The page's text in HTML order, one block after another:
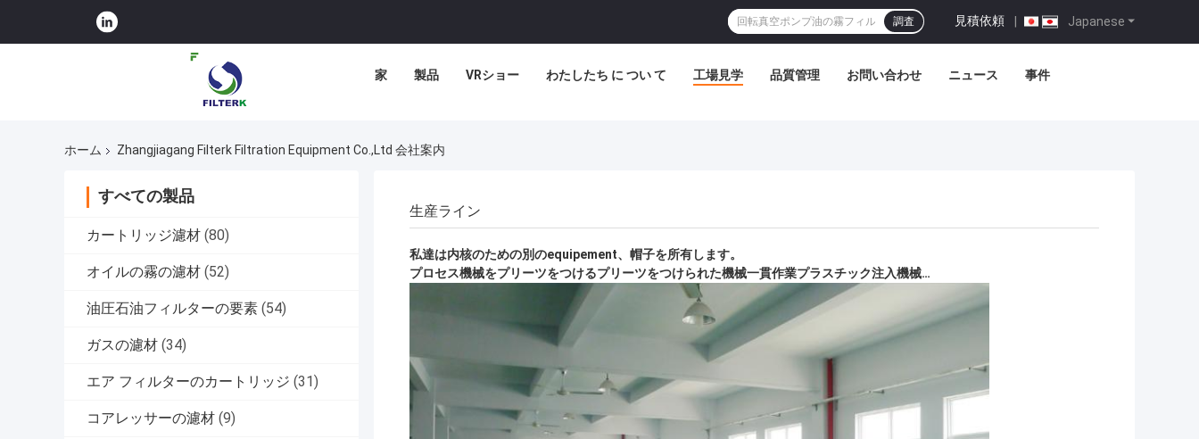
Japanese
見積依頼 |
調査
家 製品 VRショー わたしたち に つい て 工場見学 品質管理 お問い合わせ ニュース 事件
ホーム Zhangjiagang Filterk Filtration Equipment Co.,Ltd 会社案内
すべての製品
カートリッジ濾材 (80)
オイルの霧の濾材 (52)
油圧石油フィルターの要素 (54)
ガスの濾材 (34)
エア フィルターのカートリッジ (31)
コアレッサーの濾材 (9)
生産ライン
私達は内核のための別のequipement、帽子を所有します。
プロセス機械をプリーツをつけるプリーツをつけられた機械一貫作業プラスチック注入機械…